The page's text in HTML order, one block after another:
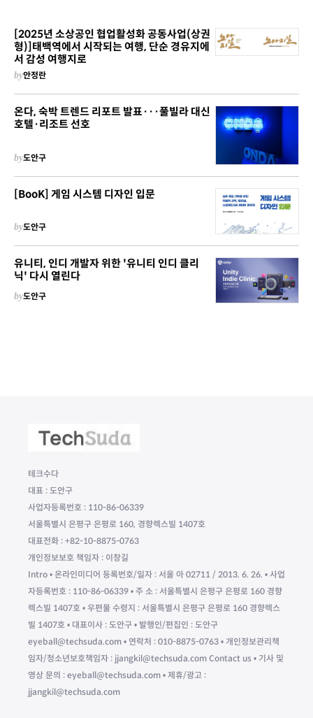
[2025년 소상공인 협업활성화 공동사업(상권
형)]태백역에서 시작되는 여행, 단순 경유지에
서 감성 여행지로
by안정란
온다, 숙박 트렌드 리포트 발표···풀빌라 대신
호텔·리조트 선호
by도안구
[BooK] 게임 시스템 디자인 입문
by도안구
유니티, 인디 개발자 위한 '유니티 인디 클리
닉' 다시 열린다
by도안구
테크수다
대표 : 도안구
사업자등록번호 : 110-86-06339
서울특별시 은평구 은평로 160, 경향렉스빌 1407호
대표전화 : +82-10-8875-0763
개인정보보호 책임자 : 이창길
Intro • 온라인미디어 등록번호/일자 : 서울 아 02711 / 2013. 6. 26. • 사업
자등록번호 : 110-86-06339 • 주 소 : 서울특별시 은평구 은평로 160 경향
렉스빌 1407호 • 우편물 수령지 : 서울특별시 은평구 은평로 160 경향렉스
빌 1407호 • 대표이사 : 도안구 • 발행인/편집인 : 도안구
eyeball@techsuda.com • 연락처 : 010-8875-0763 • 개인정보관리책
임자/청소년보호책임자 : jjangkil@techsuda.com Contact us • 기사 및
영상 문의 : eyeball@techsuda.com • 제휴/광고 :
jjangkil@techsuda.com